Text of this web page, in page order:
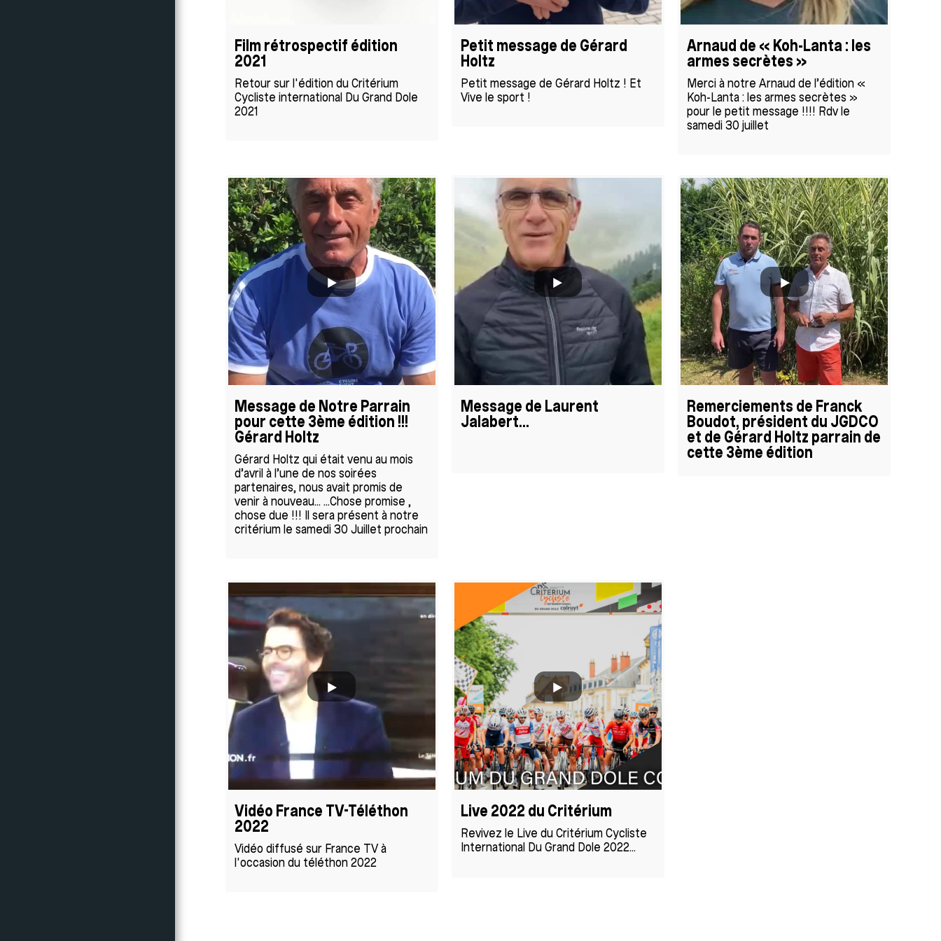
Film rétrospectif édition
2021
Retour sur l'édition du Critérium
Cycliste international Du Grand Dole
2021
Petit message de Gérard
Holtz
Petit message de Gérard Holtz ! Et
Vive le sport !
Arnaud de « Koh-Lanta : les
armes secrètes »
Merci à notre Arnaud de l’édition «
Koh-Lanta : les armes secrètes »
pour le petit message !!!! Rdv le
samedi 30 juillet
Message de Notre Parrain
pour cette 3ème édition !!!
Gérard Holtz
Gérard Holtz qui était venu au mois
d’avril à l’une de nos soirées
partenaires, nous avait promis de
venir à nouveau... ...Chose promise ,
chose due !!! Il sera présent à notre
critérium le samedi 30 Juillet prochain
Message de Laurent
Jalabert...
Remerciements de Franck
Boudot, président du JGDCO
et de Gérard Holtz parrain de
cette 3ème édition
Vidéo France TV-Téléthon
2022
Vidéo diffusé sur France TV à
l'occasion du téléthon 2022
Live 2022 du Critérium
Revivez le Live du Critérium Cycliste
International Du Grand Dole 2022...